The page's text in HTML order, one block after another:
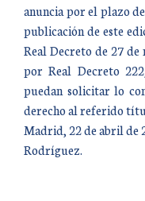
anuncia por el plazo
publicación de este
Real Decreto de 27 de
por Real Decreto
puedan solicitar lo
derecho al referido
Madrid, 22 de abril de
Rodríguez.